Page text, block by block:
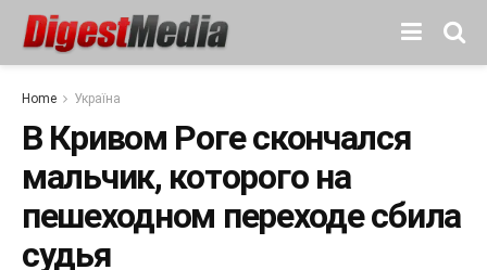
Home Україна
В Кривом Роге скончался
мальчик, которого на
пешеходном переходе сбила
судья